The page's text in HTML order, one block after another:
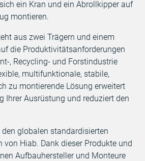
ein Kran und ein Abrollkipper auf
montieren.
aus zwei Trägern und einem
die Produktivitätsanforderungen
, Recycling- und Forstindustrie
multifunktionale, stabile,
zu montierende Lösung erweitert
Ihrer Ausrüstung und reduziert den
globalen standardisierten
Hiab. Dank dieser Produkte und
Aufbauhersteller und Monteure